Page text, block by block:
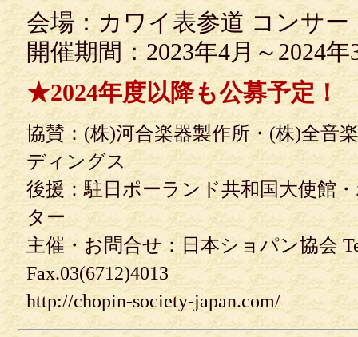
会場：カワイ表参道 コンサ
開催期間：2023年4月～2024
★2024年度以降も公募予定！
協賛：(株)河合楽器製作所・(株)全音
ディングス
後援：駐日ポーランド共和国大使館
ター
主催・お問合せ：日本ショパン協会
Fax.03(6712)4013
http://chopin-society-japan.com/